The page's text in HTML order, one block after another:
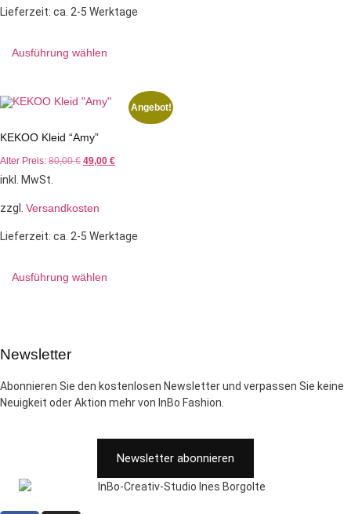
Lieferzeit: ca. 2-5 Werktage
Ausführung wählen
Angebot!
KEKOO Kleid “Amy”
Alter Preis: 80,00€ 49,00 €
inkl. MwSt.
zzgl. Versandkosten
Lieferzeit: ca. 2-5 Werktage
Ausführung wählen
Newsletter
Abonnieren Sie den kostenlosen Newsletter und verpassen Sie keine
Neuigkeit oder Aktion mehr von InBo Fashion.
Newsletter abonnieren